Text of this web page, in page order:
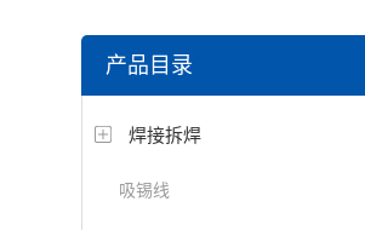
产品目录
焊接拆焊
吸锡线